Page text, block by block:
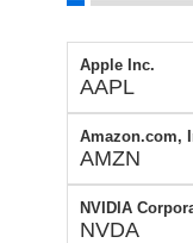
Apple Inc.
AAPL
Amazon.com,
AMZN
NVIDIA
NVDA